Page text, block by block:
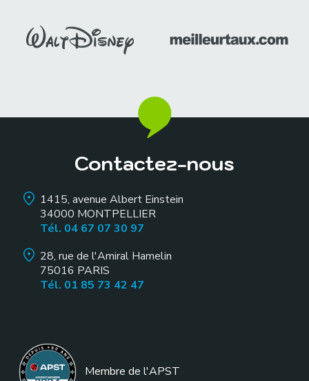
Contactez-nous
1415, avenue Albert Einstein
34000 MONTPELLIER
Tél. 04 67 07 30 97
28, rue de l'Amiral Hamelin
75016 PARIS
Tél. 01 85 73 42 47
Membre de l'APST